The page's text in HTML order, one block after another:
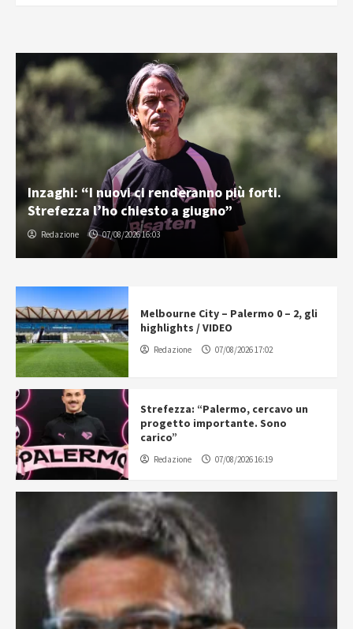
Inzaghi: “I nuovi ci renderanno più forti.
Strefezza l’ho chiesto a giugno”
Redazione 07/08/2026 16:03
Melbourne City – Palermo 0 – 2, gli
highlights / VIDEO
Redazione 07/08/2026 17:02
Strefezza: “Palermo, cercavo un
progetto importante. Sono
carico”
Redazione 07/08/2026 16:19